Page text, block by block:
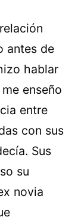
antes de
hablar
enseño
entre
con sus
Sus
su
novia